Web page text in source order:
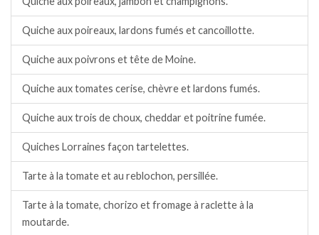
Quiche aux poireaux, lardons fumés et cancoillotte.
Quiche aux poivrons et tête de Moine.
Quiche aux tomates cerise, chèvre et lardons fumés.
Quiche aux trois de choux, cheddar et poitrine fumée.
Quiches Lorraines façon tartelettes.
Tarte à la tomate et au reblochon, persillée.
Tarte à la tomate, chorizo et fromage à raclette à la
moutarde.